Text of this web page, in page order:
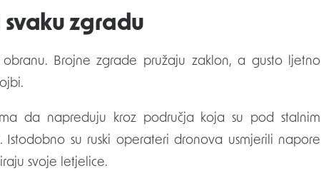
zgradu
Brojne zgrade pružaju zaklon, a gusto ljetno
da napreduju kroz područja koja su pod stalnim
Istodobno su ruski operateri dronova usmjerili napore
svoje letjelice.